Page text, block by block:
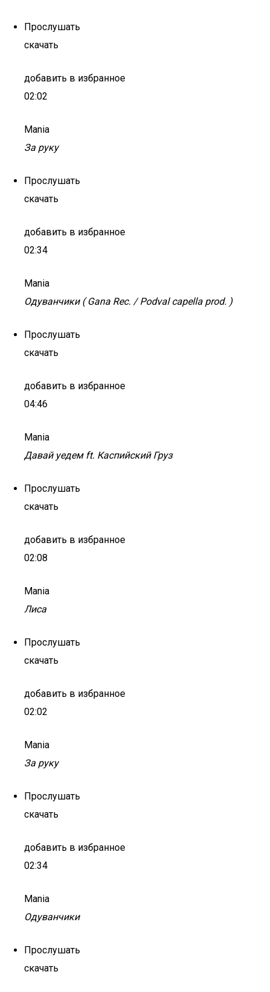
Прослушать
скачать
добавить в избранное
02:02
Mania
За руку
Прослушать
скачать
добавить в избранное
02:34
Mania
Одуванчики ( Gana Rec. / Podval capella prod. )
Прослушать
скачать
добавить в избранное
04:46
Mania
Давай уедем ft. Каспийский Груз
Прослушать
скачать
добавить в избранное
02:08
Mania
Лиса
Прослушать
скачать
добавить в избранное
02:02
Mania
За руку
Прослушать
скачать
добавить в избранное
02:34
Mania
Одуванчики
Прослушать
скачать